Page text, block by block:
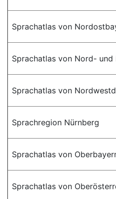
Sprachatlas von
Sprachatlas von Nord-
Sprachatlas von
Sprachregion Nürnberg
Sprachatlas von
Sprachatlas von